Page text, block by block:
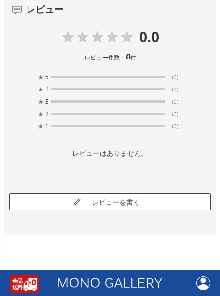
レビュー
0.0
レビュー件数： 0件
★ 5 (0)
★ 4 (0)
★ 3 (0)
★ 2 (0)
★ 1 (0)
レビューはありません。
レビューを書く